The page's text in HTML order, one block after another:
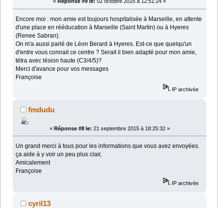
« Réponse #9 le: 02 octobre 2015 à 12:51:24 »
Encore moi : mon amie est toujours hospitalisée à Marseille, en attente
d'une place en rééducation à Marseille (Saint Martin) ou à Hyeres
(Renee Sabran).
On m'a aussi parlé de Léon Berard à Hyeres. Est-ce que quelqu'un
d'entre vous connait ce centre ? Serait il bien adapté pour mon amie,
tétra avec lésion haute (C3/4/5)?
Merci d'avance pour vos messages
Françoise
IP archivée
fmdudu
« Réponse #8 le: 21 septembre 2015 à 18:25:32 »
Un grand merci à tous pour les informations que vous avez envoyées.
ça aide à y voir un peu plus clair,
Amicalement
Françoise
IP archivée
cyril13